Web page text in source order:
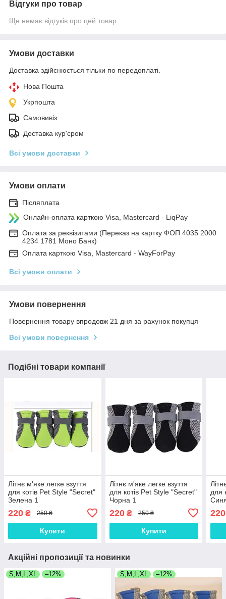
Відгуки про товар
Ще немає відгуків про цей товар
Умови доставки
Доставка здійснюється тільки по передоплаті.
Нова Пошта
Укрпошта
Самовивіз
Доставка кур'єром
Всі умови доставки
Умови оплати
Післяплата
Онлайн-оплата карткою Visa, Mastercard - LiqPay
Оплата за реквізитами (Переказ на картку ФОП 4035 2000
4234 1781 Моно Банк)
Оплата карткою Visa, Mastercard - WayForPay
Всі умови оплати
Умови повернення
Повернення товару впродовж 21 дня за рахунок покупця
Всі умови повернення
Подібні товари компанії
Літнє м'яке легке взуття
для котів Pet Style "Secret"
Зелена 1
220 ₴ 250 ₴
Купити
Літнє м'яке легке взуття
для котів Pet Style "Secret"
Чорна 1
220₴ 250 ₴
Купити
для
220
Акційні пропозиції та новинки
S,M,L,XL –12% S,M,L,XL –12%